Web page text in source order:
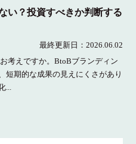
い？投資すべきか判断する
最終更新日： 2026.06.02
考えですか。BtoBブランディン
短期的な成果の見えにくさがあり
...